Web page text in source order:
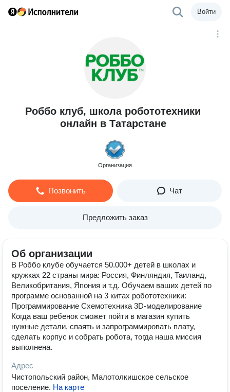
Войти
Роббо клуб, школа робототехники
онлайн в Татарстане
Организация
Позвонить Чат
Предложить заказ
Об организации
В Роббо клубе обучается 50.000+ детей в школах и
кружках 22 страны мира: Россия, Финляндия, Таиланд,
Великобритания, Япония и т.д. Обучаем ваших детей по
программе основанной на 3 китах робототехники:
Программирование Схемотехника 3D-моделирование
Когда ваш ребенок сможет пойти в магазин купить
нужные детали, спаять и запрограммировать плату,
сделать корпус и собрать робота, тогда наша миссия
выполнена.
Адрес
Чистопольский район, Малотолкишское сельское
поселение. На карте